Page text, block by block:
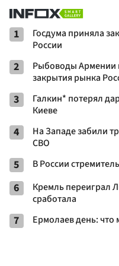
1
Госдума приняла
России
2
Рыбоводы Армении
закрытия рынка
3
Галкин* потерял
Киеве
4
На Западе забили
СВО
5 В России
6
Кремль переиграл
сработала
7 Ермолаев день: что